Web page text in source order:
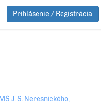
Prihlásenie / Registrácia
J. S. Neresnického,